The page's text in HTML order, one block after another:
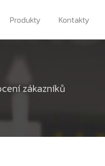
Produkty Kontakty
zákazníků